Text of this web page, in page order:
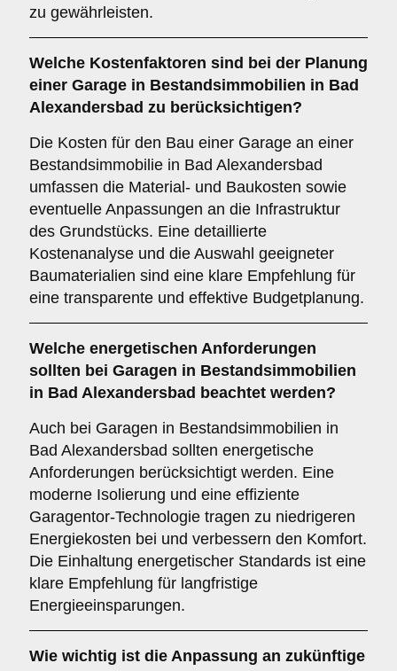
zu gewährleisten.
Welche Kostenfaktoren sind bei der Planung
einer Garage in Bestandsimmobilien in Bad
Alexandersbad zu berücksichtigen?
Die Kosten für den Bau einer Garage an einer
Bestandsimmobilie in Bad Alexandersbad
umfassen die Material- und Baukosten sowie
eventuelle Anpassungen an die Infrastruktur
des Grundstücks. Eine detaillierte
Kostenanalyse und die Auswahl geeigneter
Baumaterialien sind eine klare Empfehlung für
eine transparente und effektive Budgetplanung.
Welche energetischen Anforderungen
sollten bei Garagen in Bestandsimmobilien
in Bad Alexandersbad beachtet werden?
Auch bei Garagen in Bestandsimmobilien in
Bad Alexandersbad sollten energetische
Anforderungen berücksichtigt werden. Eine
moderne Isolierung und eine effiziente
Garagentor-Technologie tragen zu niedrigeren
Energiekosten bei und verbessern den Komfort.
Die Einhaltung energetischer Standards ist eine
klare Empfehlung für langfristige
Energieeinsparungen.
Wie wichtig ist die Anpassung an zukünftige